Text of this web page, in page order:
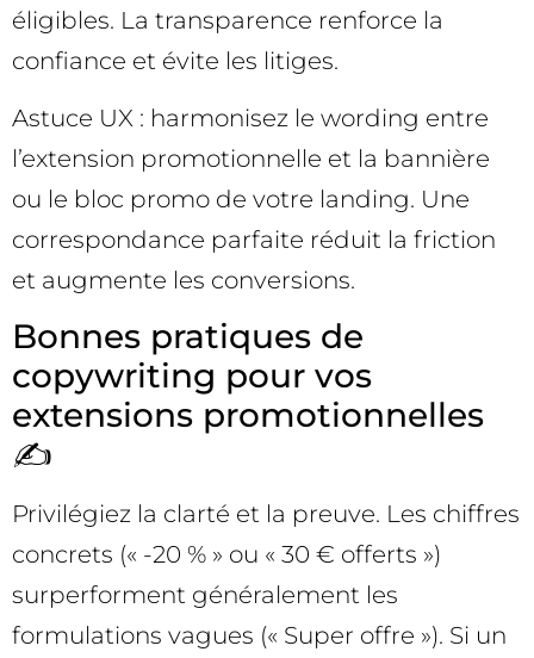
éligibles. La transparence renforce la
confiance et évite les litiges.
Astuce UX : harmonisez le wording entre
l’extension promotionnelle et la bannière
ou le bloc promo de votre landing. Une
correspondance parfaite réduit la friction
et augmente les conversions.
Bonnes pratiques de
copywriting pour vos
extensions promotionnelles
✍️
Privilégiez la clarté et la preuve. Les chiffres
concrets (« -20 % » ou « 30 € offerts »)
surperforment généralement les
formulations vagues (« Super offre »). Si un